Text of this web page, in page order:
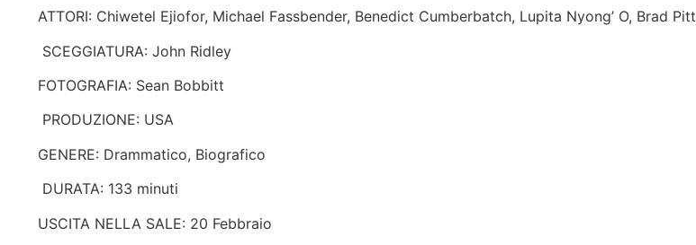
ATTORI: Chiwetel Ejiofor, Michael Fassbender, Benedict Cumberbatch, Lupita Nyong’ O, Brad Pitt
SCEGGIATURA: John Ridley
FOTOGRAFIA: Sean Bobbitt
PRODUZIONE: USA
GENERE: Drammatico, Biografico
DURATA: 133 minuti
USCITA NELLA SALE: 20 Febbraio